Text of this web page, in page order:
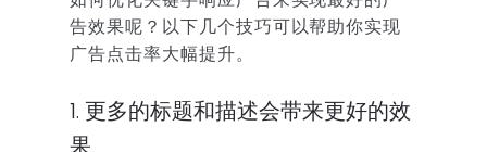
告效果呢？以下几个技巧可以帮助你实现
广告点击率大幅提升。
1. 更多的标题和描述会带来更好的效